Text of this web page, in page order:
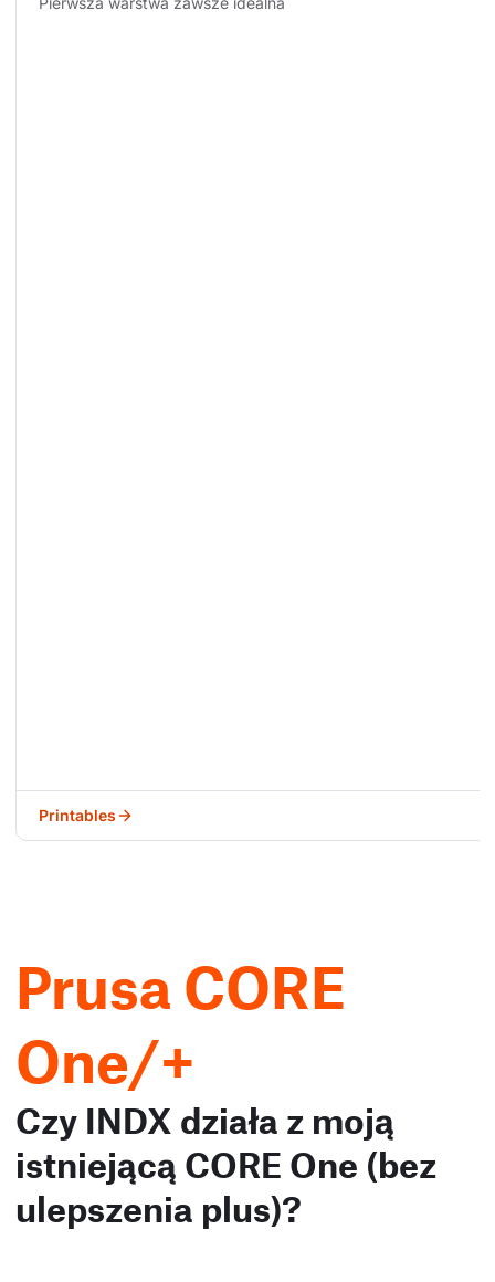
Printables
Prusa CORE
One/+
Czy INDX działa z moją
istniejącą CORE One (bez
ulepszenia plus)?